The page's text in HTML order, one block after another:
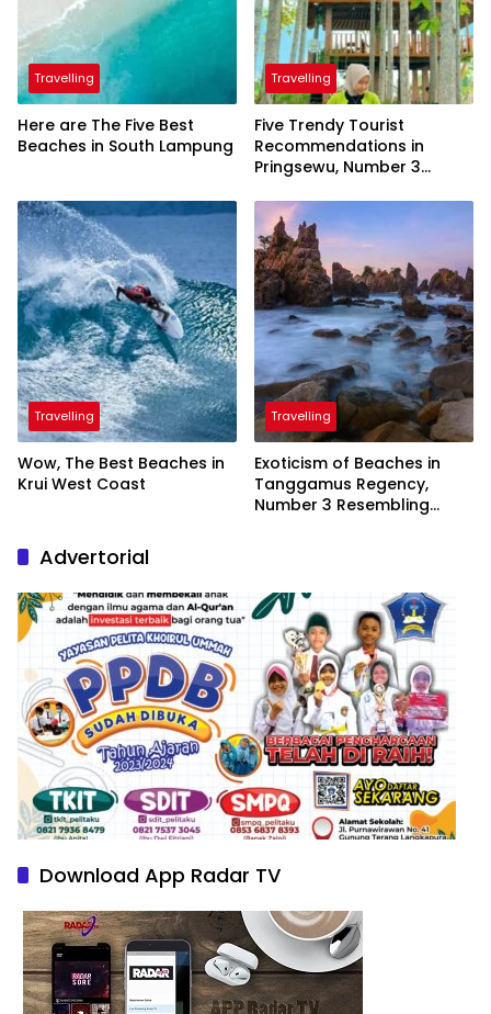
Travelling
Here are The Five Best
Beaches in South Lampung
Travelling
Five Trendy Tourist
Recommendations in
Pringsewu, Number 3
President
Travelling
Wow, The Best Beaches in
Krui West Coast
Travelling
Exoticism of Beaches in
Tanggamus Regency,
Number 3 Resembling
Advertorial
Download App Radar TV